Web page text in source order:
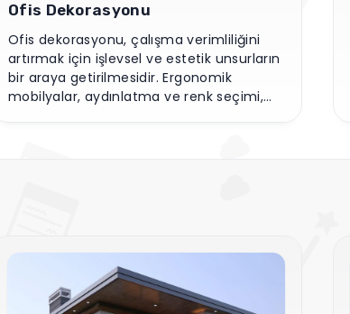
Villa Dekorasyonu
Villa dekorasyonu, lüks ve rahatlık
arasında denge kurarak geniş alanları
estetik ve işlevsel bir şekilde düzenler.
Modern mobilyalar, doğal malzemeler ve